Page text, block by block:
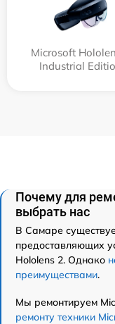
Microsoft
Industrial
Почему для
выбрать нас
В Самаре
предоставляющих
Hololens 2. Однако
преимуществами.
Мы ремонтируем
ремонту техники